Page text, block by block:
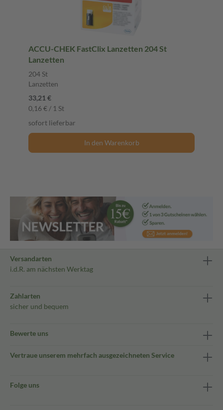
ACCU-CHEK FastClix Lanzetten 204 St
Lanzetten
204 St
Lanzetten
33,21 €
0,16 € / 1 St
sofort lieferbar
In den Warenkorb
Versandarten
i.d.R. am nächsten Werktag
Zahlarten
sicher und bequem
Bewerte uns
Vertraue unserem mehrfach ausgezeichneten Service
Folge uns